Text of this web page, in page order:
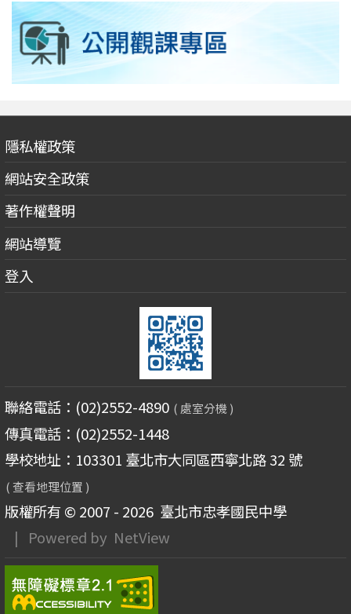
隱私權政策
網站安全政策
著作權聲明
網站導覽
登入
聯絡電話：(02)2552-4890 ( 處室分機 )
傳真電話：(02)2552-1448
學校地址：103301 臺北市大同區西寧北路 32 號
( 查看地理位置 )
版權所有 © 2007 - 2026臺北市忠孝國民中學
| Powered by NetView